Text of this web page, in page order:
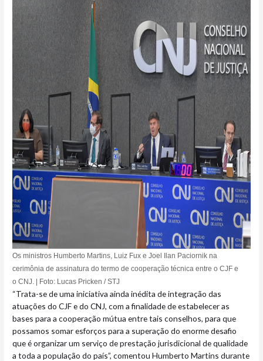
Os ministros Humberto Martins, Luiz Fux e Joel Ilan Paciornik​ na
cerimônia de assinatura do termo de cooperação técnica entre o CJF e
o CNJ.​ | Foto: Lucas Pricken / STJ​
“Trata-se de uma iniciativa ainda inédita de integração das
atuações do CJF e do CNJ, com a finalidade de estabelecer as
bases para a cooperação mútua entre tais conselhos, para que
possamos somar esforços para a superação do enorme desafio
que é organizar um serviço de prestação jurisdicional de qualidade
a toda a população do país”, comentou Humberto Martins durante